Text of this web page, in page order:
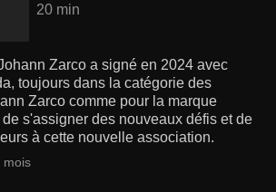
20 min
Zarco a signé en 2024 avec
toujours dans la catégorie des
Zarco comme pour la marque
s'assigner des nouveaux défis et de
à cette nouvelle association.
mois